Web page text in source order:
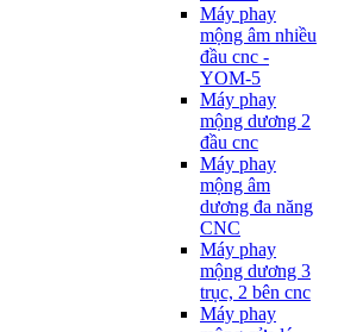
Máy phay
mộng âm nhiều
đầu cnc -
YOM-5
Máy phay
mộng dương 2
đầu cnc
Máy phay
mộng âm
dương đa năng
CNC
Máy phay
mộng dương 3
trục, 2 bên cnc
Máy phay